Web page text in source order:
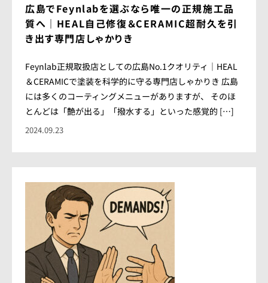
広島でFeynlabを選ぶなら唯一の正規施工品
質へ｜HEAL自己修復＆CERAMIC超耐久を引
き出す専門店しゃかりき
Feynlab正規取扱店としての広島No.1クオリティ｜HEAL
＆CERAMICで塗装を科学的に守る専門店しゃかりき 広島
には多くのコーティングメニューがありますが、 そのほ
とんどは「艶が出る」「撥水する」といった感覚的 […]
2024.09.23